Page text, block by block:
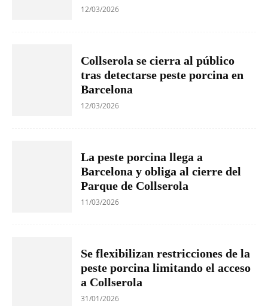
12/03/2026
Collserola se cierra al público
tras detectarse peste porcina en
Barcelona
12/03/2026
La peste porcina llega a
Barcelona y obliga al cierre del
Parque de Collserola
11/03/2026
Se flexibilizan restricciones de la
peste porcina limitando el acceso
a Collserola
31/01/2026